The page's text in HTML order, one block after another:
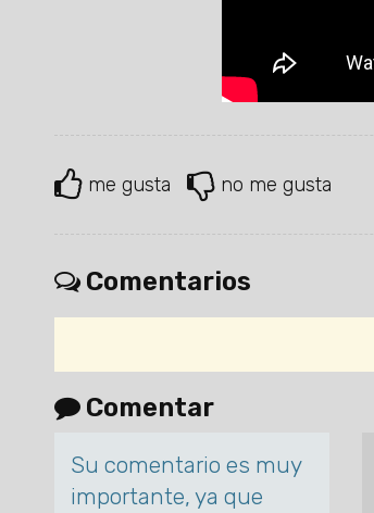
me gusta no me gusta
Comentarios
Comentar
Su comentario es muy
importante, ya que